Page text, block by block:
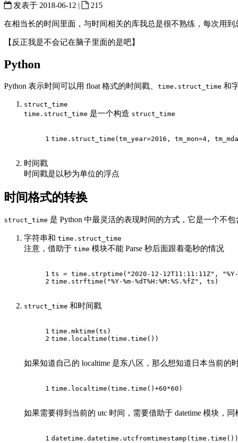
发表于 2018-06-12 | 215
在相当长的时间里面，与时间相关的库我总是很不熟练，每次用
【反正我是不会记在脑子里面的是吧】
Python
Python 表示时间可以用 float 格式的时间戳、 time.struct_time 和
struct_time
time.struct_time 是一个构造 struct_time
1 time.struct_time(tm_year=2016 , tm_mon=4 ,
时间戳
时间戳是以秒为单位的浮点
时间格式的转换
struct_time 是 Python 中最灵活的表现时间的方式，它是一个不包
字符串和 time.struct_time
注意，借助于 time 模块不能 Parse 秒后面跟着毫秒的情况
1
2
ts = time.strptime( "2020-12-12T11:11:11Z" ,
time.strftime( "%Y-%m-%dT%H:%M:%S.%fZ" , ts)
struct_time 和时间戳
1
2
time.mktime(ts)
time.localtime(time.time())
如果知道自己的 localtime 是东八区，那么想知道日本当前的
1 time.localtime(time.time()+60*60 )
如果需要得到当前的 utc 时间，需要借助于 datetime 模块，同
1 datetime.datetime.utcfromtimestamp(time.time())